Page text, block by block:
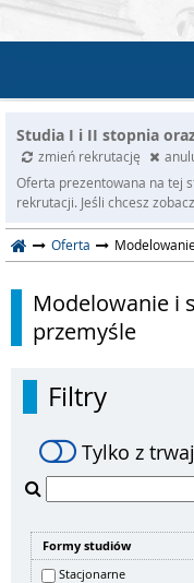
Studia I i II stopnia
zmień rekrutację
Oferta prezentowana na tej
rekrutacji. Jeśli chcesz
Oferta
Modelowanie i
przemyśle
Filtry
Tylko z
Formy studiów
Stacjonarne